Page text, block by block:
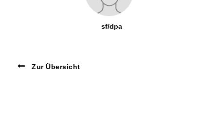
sf/dpa
Zur Übersicht